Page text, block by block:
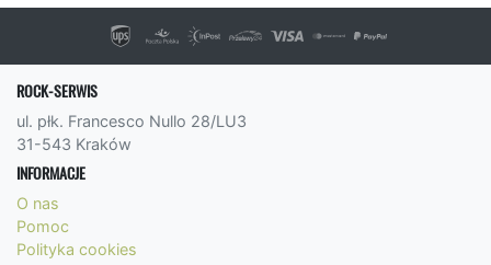
ROCK-SERWIS
ul. płk. Francesco Nullo 28/LU3
31-543 Kraków
INFORMACJE
O nas
Pomoc
Polityka cookies